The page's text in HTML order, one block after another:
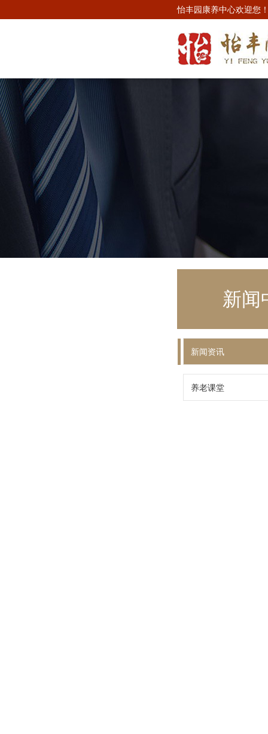
怡丰园康养中心欢迎您
新闻
新闻资讯
养老课堂